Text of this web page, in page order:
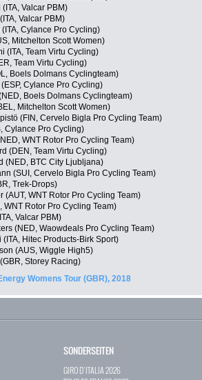
Valcar PBM)
Valcar PBM)
(ITA, Cylance Pro Cycling)
Mitchelton Scott Women)
(ITA, Team Virtu Cycling)
Team Virtu Cycling)
Boels Dolmans Cyclingteam)
Cylance Pro Cycling)
Boels Dolmans Cyclingteam)
Mitchelton Scott Women)
(FIN, Cervelo Bigla Pro Cycling Team)
Cylance Pro Cycling)
WNT Rotor Pro Cycling Team)
(DEN, Team Virtu Cycling)
(NED, BTC City Ljubljana)
(SUI, Cervelo Bigla Pro Cycling Team)
Trek-Drops)
(AUT, WNT Rotor Pro Cycling Team)
WNT Rotor Pro Cycling Team)
Valcar PBM)
(NED, Waowdeals Pro Cycling Team)
Hitec Products-Birk Sport)
(AUS, Wiggle High5)
Storey Racing)
Womens Tour (GBR), 2018
SONDERSEITEN
GIRO D`ITALIA 2026